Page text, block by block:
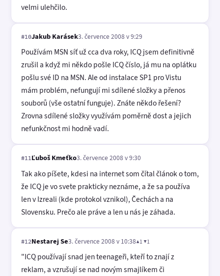
velmi ulehčilo.
#10Jakub Karásek3. července 2008 v 9:29
Používám MSN síť už cca dva roky, ICQ jsem definitivně
zrušil a když mi někdo pošle ICQ číslo, já mu na oplátku
pošlu své ID na MSN. Ale od instalace SP1 pro Vistu
mám problém, nefungují mi sdílené složky a přenos
souborů (vše ostatní funguje). Znáte někdo řešení?
Zrovna sdílené složky využívám poměrně dost a jejich
nefunkčnost mi hodně vadí.
#11Ľuboš Kmeťko3. července 2008 v 9:30
Tak ako píšete, kdesi na internet som čítal článok o tom,
že ICQ je vo svete prakticky neznáme, a že sa používa
len v Izreali (kde protokol vznikol), Čechách a na
Slovensku. Prečo ale práve a len u nás je záhada.
#12Nestarej Se3. července 2008 v 10:38▲1 ▼1
"ICQ používají snad jen teenageři, kteří to znají z
reklam, a vzrušují se nad novým smajlíkem či